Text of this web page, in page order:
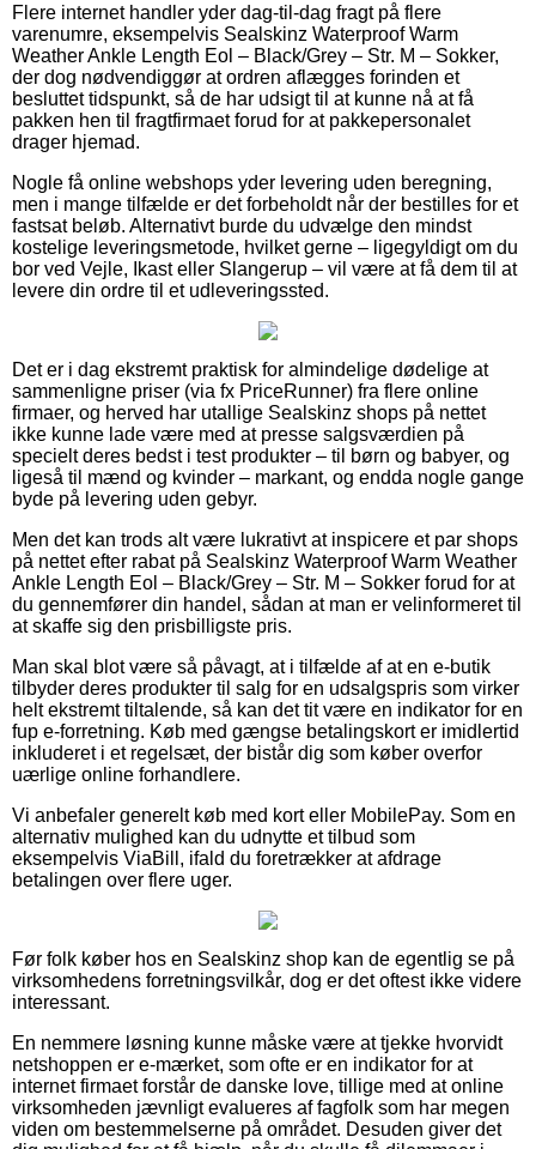
Flere internet handler yder dag-til-dag fragt på flere
varenumre, eksempelvis Sealskinz Waterproof Warm
Weather Ankle Length Eol – Black/Grey – Str. M – Sokker,
der dog nødvendiggør at ordren aflægges forinden et
besluttet tidspunkt, så de har udsigt til at kunne nå at få
pakken hen til fragtfirmaet forud for at pakkepersonalet
drager hjemad.
Nogle få online webshops yder levering uden beregning,
men i mange tilfælde er det forbeholdt når der bestilles for et
fastsat beløb. Alternativt burde du udvælge den mindst
kostelige leveringsmetode, hvilket gerne – ligegyldigt om du
bor ved Vejle, Ikast eller Slangerup – vil være at få dem til at
levere din ordre til et udleveringssted.
Det er i dag ekstremt praktisk for almindelige dødelige at
sammenligne priser (via fx PriceRunner) fra flere online
firmaer, og herved har utallige Sealskinz shops på nettet
ikke kunne lade være med at presse salgsværdien på
specielt deres bedst i test produkter – til børn og babyer, og
ligeså til mænd og kvinder – markant, og endda nogle gange
byde på levering uden gebyr.
Men det kan trods alt være lukrativt at inspicere et par shops
på nettet efter rabat på Sealskinz Waterproof Warm Weather
Ankle Length Eol – Black/Grey – Str. M – Sokker forud for at
du gennemfører din handel, sådan at man er velinformeret til
at skaffe sig den prisbilligste pris.
Man skal blot være så påvagt, at i tilfælde af at en e-butik
tilbyder deres produkter til salg for en udsalgspris som virker
helt ekstremt tiltalende, så kan det tit være en indikator for en
fup e-forretning. Køb med gængse betalingskort er imidlertid
inkluderet i et regelsæt, der bistår dig som køber overfor
uærlige online forhandlere.
Vi anbefaler generelt køb med kort eller MobilePay. Som en
alternativ mulighed kan du udnytte et tilbud som
eksempelvis ViaBill, ifald du foretrækker at afdrage
betalingen over flere uger.
Før folk køber hos en Sealskinz shop kan de egentlig se på
virksomhedens forretningsvilkår, dog er det oftest ikke videre
interessant.
En nemmere løsning kunne måske være at tjekke hvorvidt
netshoppen er e-mærket, som ofte er en indikator for at
internet firmaet forstår de danske love, tillige med at online
virksomheden jævnligt evalueres af fagfolk som har megen
viden om bestemmelserne på området. Desuden giver det